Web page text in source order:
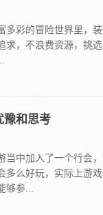
多彩的冒险世界里，
求，不浪费资源，挑
豫和思考
当中加入了一个行会
多么好玩，实际上游
参...